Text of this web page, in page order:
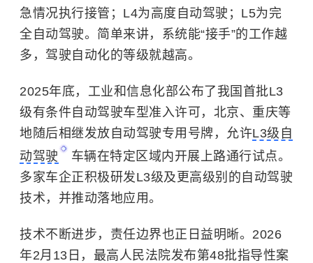
急情况执行接管；L4为高度自动驾驶；L5为完
全自动驾驶。简单来讲，系统能“接手”的工作越
多，驾驶自动化的等级就越高。
2025年底，工业和信息化部公布了我国首批L3
级有条件自动驾驶车型准入许可，北京、重庆等
地随后相继发放自动驾驶专用号牌，允许L3级自
动驾驶
车辆在特定区域内开展上路通行试点。
多家车企正积极研发L3级及更高级别的自动驾驶
技术，并推动落地应用。
技术不断进步，责任边界也正日益明晰。2026
年2月13日，最高人民法院发布第48批指导性案